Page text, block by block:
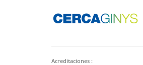
Acreditaciones :